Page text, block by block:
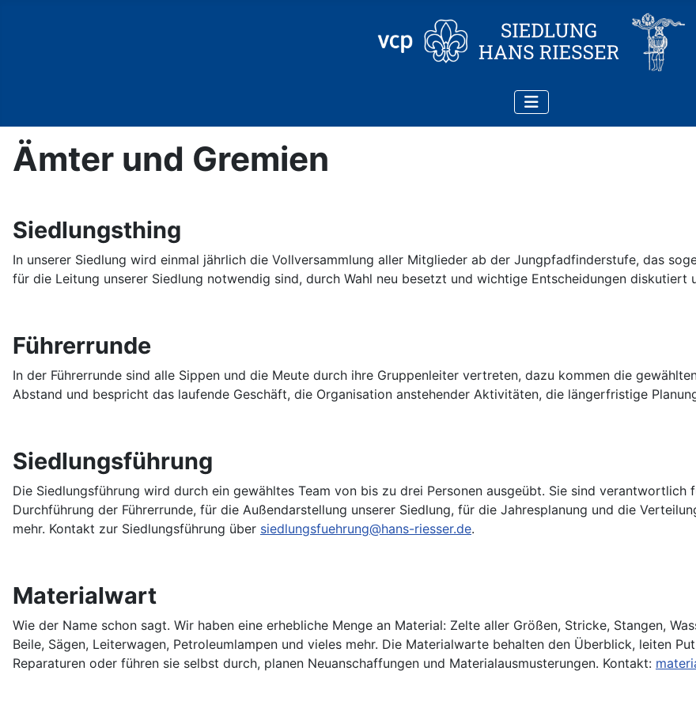
Ämter und Gremien
Siedlungsthing
In unserer Siedlung wird einmal jährlich die Vollversammlung aller Mitglieder ab der Jungpfadfinderstufe, das
für die Leitung unserer Siedlung notwendig sind, durch Wahl neu besetzt und wichtige Entscheidungen diskutiert
Führerrunde
In der Führerrunde sind alle Sippen und die Meute durch ihre Gruppenleiter vertreten, dazu kommen die
Abstand und bespricht das laufende Geschäft, die Organisation anstehender Aktivitäten, die längerfristige
Siedlungsführung
Die Siedlungsführung wird durch ein gewähltes Team von bis zu drei Personen ausgeübt. Sie sind
Durchführung der Führerrunde, für die Außendarstellung unserer Siedlung, für die Jahresplanung und die
mehr. Kontakt zur Siedlungsführung über siedlungsfuehrung@hans-riesser.de.
Materialwart
Wie der Name schon sagt. Wir haben eine erhebliche Menge an Material: Zelte aller Größen, Stricke, Stangen,
Beile, Sägen, Leiterwagen, Petroleumlampen und vieles mehr. Die Materialwarte behalten den Überblick, leiten
Reparaturen oder führen sie selbst durch, planen Neuanschaffungen und Materialausmusterungen. Kontakt: